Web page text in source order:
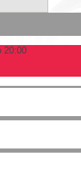
20:00